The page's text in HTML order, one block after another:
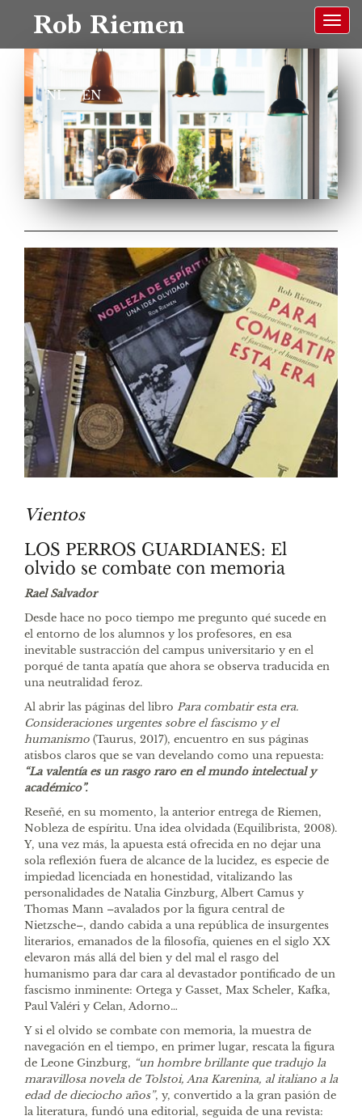
Rob Riemen
NL EN
Vientos
LOS PERROS GUARDIANES: El
olvido se combate con memoria
Rael Salvador
Desde hace no poco tiempo me pregunto qué sucede en
el entorno de los alumnos y los profesores, en esa
inevitable sustracción del campus universitario y en el
porqué de tanta apatía que ahora se observa traducida en
una neutralidad feroz.
Al abrir las páginas del libro Para combatir esta era.
Consideraciones urgentes sobre el fascismo y el
humanismo (Taurus, 2017), encuentro en sus páginas
atisbos claros que se van develando como una repuesta:
“La valentía es un rasgo raro en el mundo intelectual y
académico”.
Reseñé, en su momento, la anterior entrega de Riemen,
Nobleza de espíritu. Una idea olvidada (Equilibrista, 2008).
Y, una vez más, la apuesta está ofrecida en no dejar una
sola reflexión fuera de alcance de la lucidez, es especie de
impiedad licenciada en honestidad, vitalizando las
personalidades de Natalia Ginzburg, Albert Camus y
Thomas Mann –avalados por la figura central de
Nietzsche–, dando cabida a una república de insurgentes
literarios, emanados de la filosofía, quienes en el siglo XX
elevaron más allá del bien y del mal el rasgo del
humanismo para dar cara al devastador pontificado de un
fascismo inminente: Ortega y Gasset, Max Scheler, Kafka,
Paul Valéri y Celan, Adorno…
Y si el olvido se combate con memoria, la muestra de
navegación en el tiempo, en primer lugar, rescata la figura
de Leone Ginzburg, “un hombre brillante que tradujo la
maravillosa novela de Tolstoi, Ana Karenina, al italiano a la
edad de dieciocho años”, y, convertido a la gran pasión de
la literatura, fundó una editorial, seguida de una revista: